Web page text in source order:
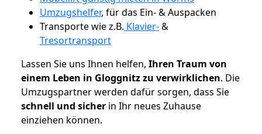
Umzugshelfer, für das Ein- & Auspacken
Transporte wie z.B. Klavier-&
Tresortransport
Lassen Sie uns Ihnen helfen, Ihren Traum von
einem Leben in Gloggnitz zu verwirklichen. Die
Umzugspartner werden dafür sorgen, dass Sie
schnell und sicher in Ihr neues Zuhause
einziehen können.